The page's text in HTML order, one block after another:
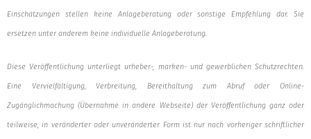
Einschätzungen stellen keine Anlageberatung oder sonstige Empfehlung dar. Sie
ersetzen unter anderem keine individuelle Anlageberatung.
Diese Veröffentlichung unterliegt urheber-, marken- und gewerblichen Schutzrechten.
Eine Vervielfältigung, Verbreitung, Bereithaltung zum Abruf oder Online-
Zugänglichmachung (Übernahme in andere Webseite) der Veröffentlichung ganz oder
teilweise, in veränderter oder unveränderter Form ist nur nach vorheriger schriftlicher